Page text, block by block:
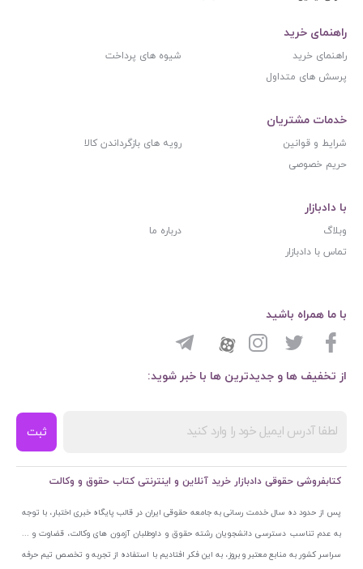
راهنمای خرید
راهنمای خرید
شیوه های پرداخت
پرسش های متداول
خدمات مشتریان
شرایط و قوانین
رویه های بازگرداندن کالا
حریم خصوصی
با دادبازار
وبلاگ
درباره ما
تماس با دادبازار
از تخفیف ها و جدیدترین ها با خبر شوید:
ثبت
با ما همراه باشید
کتابفروشی حقوقی دادبازار خرید آنلاین و اینترنتی کتاب حقوق و وکالت
پس از حدود ده سال خدمت رسانی به جامعه حقوقی ایران در قالب پایگاه خبری اختبار، با توجه
به عدم تناسب دسترسی دانشجویان رشته حقوق و داوطلبان آزمون های وکالت، قضاوت و ...
سراسر کشور به منابع معتبر و بروز، به این فکر افتادیم با استفاده از تجربه و تخصص تیم حرفه